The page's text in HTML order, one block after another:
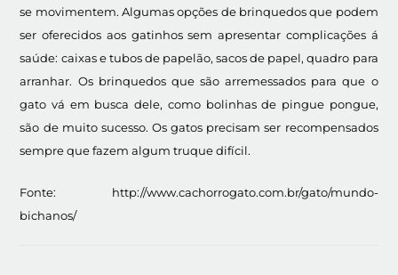
se movimentem. Algumas opções de brinquedos que podem
ser oferecidos aos gatinhos sem apresentar complicações á
saúde: caixas e tubos de papelão, sacos de papel, quadro para
arranhar. Os brinquedos que são arremessados para que o
gato vá em busca dele, como bolinhas de pingue pongue,
são de muito sucesso. Os gatos precisam ser recompensados
sempre que fazem algum truque difícil.
Fonte: http://www.cachorrogato.com.br/gato/mundo-
bichanos/